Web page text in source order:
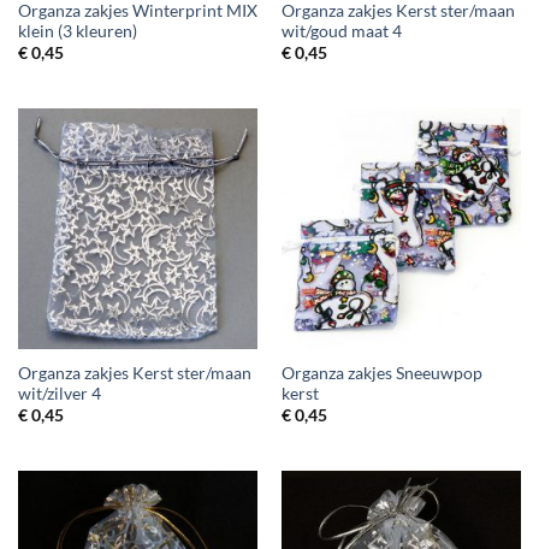
Organza zakjes Winterprint MIX
klein (3 kleuren)
€0,45
Organza zakjes Kerst ster/maan
wit/goud maat 4
€0,45
Organza zakjes Kerst ster/maan
wit/zilver 4
€0,45
Organza zakjes Sneeuwpop
kerst
€0,45